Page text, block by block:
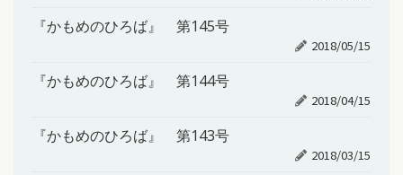
『かもめのひろば』 第145号
2018/05/15
『かもめのひろば』 第144号
2018/04/15
『かもめのひろば』 第143号
2018/03/15